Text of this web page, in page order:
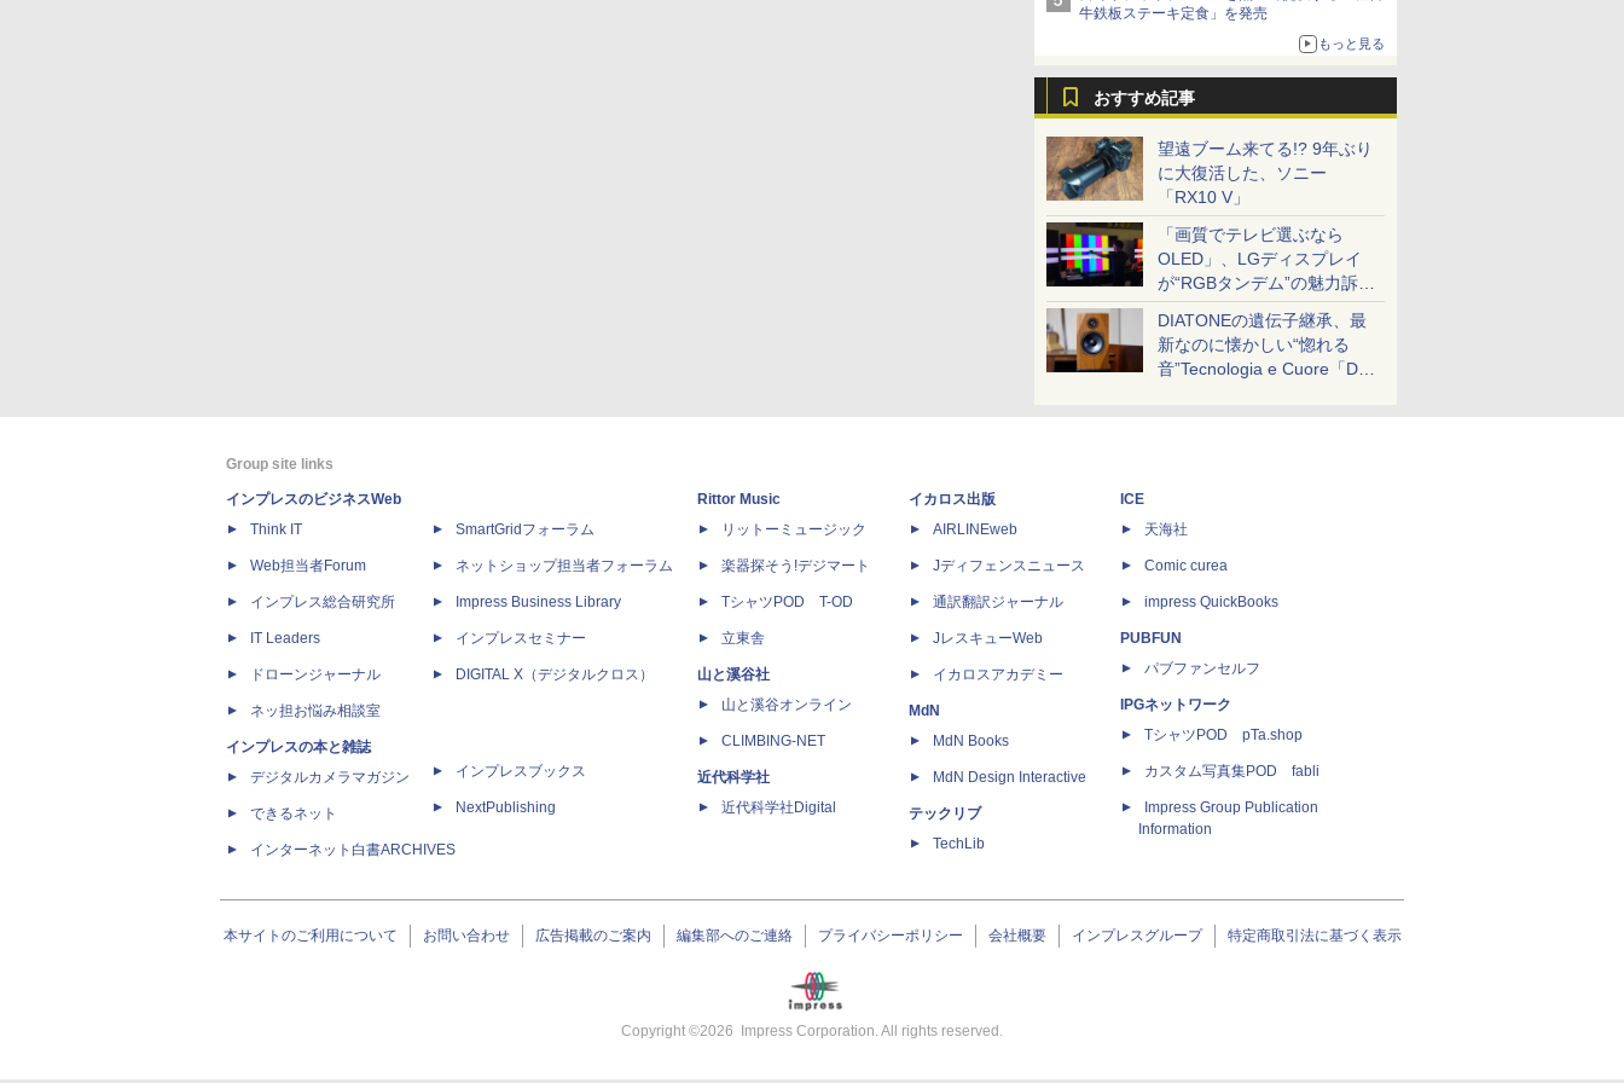
牛鉄板ステーキ定食」を発売
もっと見る
おすすめ記事
望遠ブーム来てる!? 9年ぶり
に大復活した、ソニー
「RX10 V」
「画質でテレビ選ぶなら
OLED」、LGディスプレイ
が“RGBタンデム”の魅力訴
求。液晶とのガチ比較も
DIATONEの遺伝子継承、最
新なのに懐かしい“惚れる
音”Tecnologia e Cuore「DS-
Group site links
インプレスのビジネスWeb
Think IT
Web担当者Forum
インプレス総合研究所
IT Leaders
ドローンジャーナル
ネッ担お悩み相談室
インプレスの本と雑誌
デジタルカメラマガジン
できるネット
インターネット白書ARCHIVES
SmartGridフォーラム
ネットショップ担当者フォーラム
Impress Business Library
インプレスセミナー
DIGITAL X（デジタルクロス）
インプレスブックス
NextPublishing
Rittor Music
リットーミュージック
楽器探そう!デジマート
TシャツPOD T-OD
立東舎
山と溪谷社
山と溪谷オンライン
CLIMBING-NET
近代科学社
近代科学社Digital
イカロス出版
AIRLINEweb
Jディフェンスニュース
通訳翻訳ジャーナル
JレスキューWeb
イカロスアカデミー
MdN
MdN Books
MdN Design Interactive
テックリブ
TechLib
ICE
天海社
Comic curea
impress QuickBooks
PUBFUN
パブファンセルフ
IPGネットワーク
TシャツPOD pTa.shop
カスタム写真集POD fabli
Impress Group Publication
Information
本サイトのご利用について お問い合わせ 広告掲載のご案内 編集部へのご連絡 プライバシーポリシー 会社概要 インプレスグループ 特定商取引法に基づく表示
Copyright ©2026 Impress Corporation. All rights reserved.